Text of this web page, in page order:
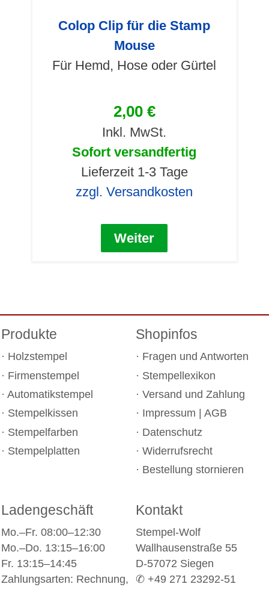
Colop Clip für die Stamp
Mouse
Für Hemd, Hose oder Gürtel
2,00 €
Inkl. MwSt.
Sofort versandfertig
Lieferzeit 1-3 Tage
zzgl. Versandkosten
Weiter
Produkte
Holzstempel
Firmenstempel
Automatikstempel
Stempelkissen
Stempelfarben
Stempelplatten
Shopinfos
Fragen und Antworten
Stempellexikon
Versand und Zahlung
Impressum
AGB
Datenschutz
Widerrufsrecht
Bestellung stornieren
Ladengeschäft
Mo.–Fr. 08:00–12:30
Mo.–Do. 13:15–16:00
Fr. 13:15–14:45
Zahlungsarten: Rechnung,
Kontakt
Stempel-Wolf
Wallhausenstraße 55
D-57072 Siegen
✆ +49 271 23292-51